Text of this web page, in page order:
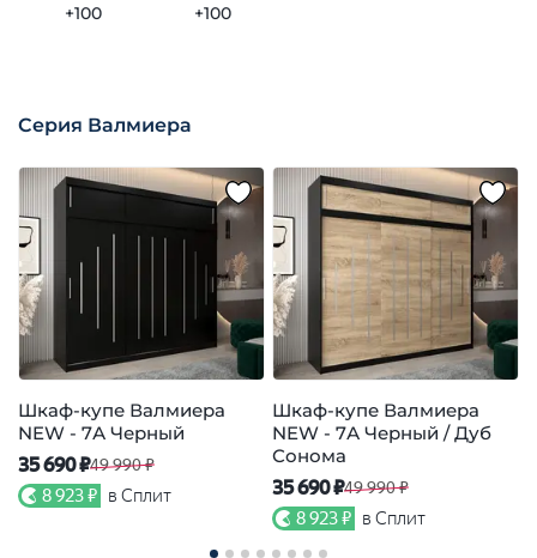
+100 +100
Серия Валмиера
Шкаф-купе Валмиера
NEW - 7А Черный
35 690 ₽49 990 ₽
8 923 ₽ в Сплит
Шкаф-купе Валмиера
NEW - 7А Черный / Дуб
Сонома
35 690 ₽49 990 ₽
8 923 ₽ в Сплит